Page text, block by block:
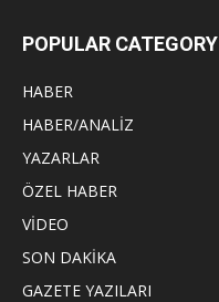
POPULAR CATEGORY
HABER
HABER/ANALİZ
YAZARLAR
ÖZEL HABER
VİDEO
SON DAKİKA
GAZETE YAZILARI